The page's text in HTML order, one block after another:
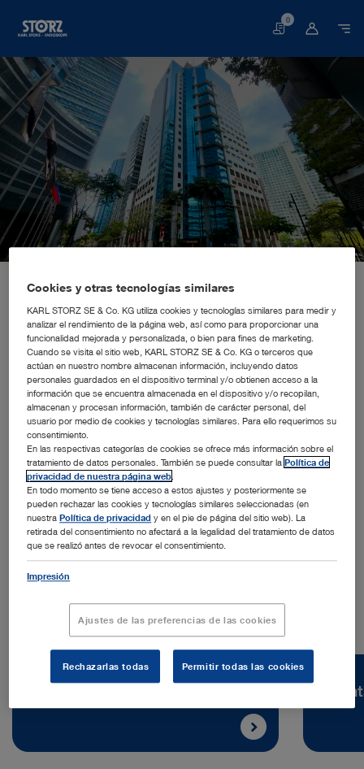
Cesta
0
Ubicaciones
Filipinas, Taguig: KARL STORZ Endoscopy Philippines, Inc.
SUCURSAL DE VENTAS Y MARKETING
KARL STORZ Endoscopy
Philippines, Inc.
Dirección:
KARL STORZ Endoscopy Philippines, Inc.
4th Avenue corner 27th Street
CiudaddeTaguig|Filipinas
Tel.: +63 (2) 5317 4500
Cookies y otras tecnologías similares
KARL STORZ SE & Co. KG utiliza cookies y tecnologías similares para medir y
analizar el rendimiento de la página web, así como para proporcionar una
funcionalidad mejorada y personalizada, o bien para fines de marketing.
Cuando se visita el sitio web, KARL STORZ SE & Co. KG o terceros que
actúan en nuestro nombre almacenan información, incluyendo datos
personales guardados en el dispositivo terminal y/o obtienen acceso a la
información que se encuentra almacenada en el dispositivo y/o recopilan,
almacenan y procesan información, también de carácter personal, del
usuario por medio de cookies y tecnologías similares. Para ello requerimos su
consentimiento.
En las respectivas categorías de cookies se ofrece más información sobre el
tratamiento de datos personales. También se puede consultar laPolítica de
privacidad de nuestra página web
En todo momento se tiene acceso a estos ajustes y posteriormente se
pueden rechazar las cookies y tecnologías similares seleccionadas (en
nuestraPolítica de privacidad y en el pie de página del sitio web). La
retirada del consentimiento no afectará a la legalidad del tratamiento de datos
que se realizó antes de revocar el consentimiento.
Impresión
Ajustes de las preferencias de las cookies
Rechazarlas todas Permitir todas las cookies